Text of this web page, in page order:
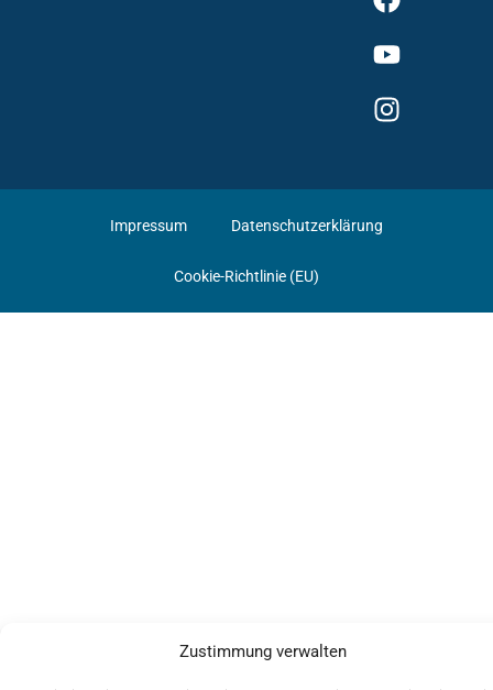
Zustimmung verwalten
Impressum Datenschutzerklärung
Cookie-Richtlinie (EU)